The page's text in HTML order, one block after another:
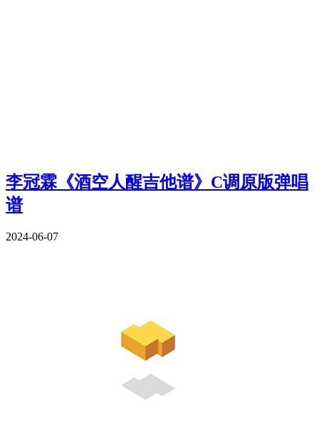
李冠霖《酒空人醒吉他谱》C调原版弹唱
谱
2024-06-07